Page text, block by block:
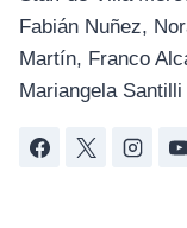
Fabián Nuñez,
Martín, Franco
Mariangela Santilli